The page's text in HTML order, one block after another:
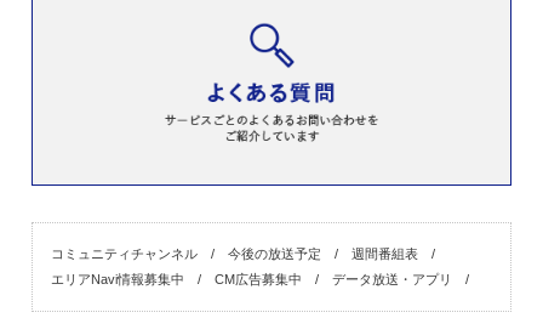
コミュニティチャンネル 今後の放送予定
週間番組表
エリアNavi情報募集中
CM広告募集中 データ放送・アプリ